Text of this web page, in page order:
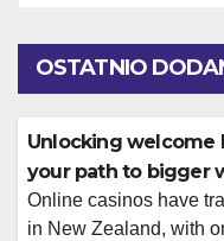
OSTATNIO
Unlocking welcome
your path to bigger
Online casinos have
in New Zealand, with